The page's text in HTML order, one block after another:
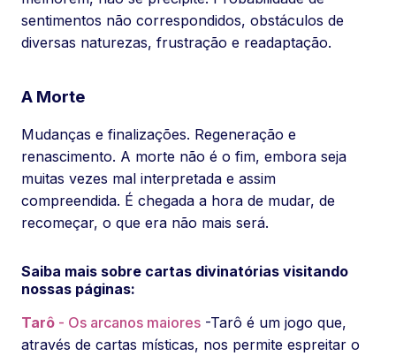
sentimentos não correspondidos, obstáculos de
diversas naturezas, frustração e readaptação.
A Morte
Mudanças e finalizações. Regeneração e
renascimento. A morte não é o fim, embora seja
muitas vezes mal interpretada e assim
compreendida. É chegada a hora de mudar, de
recomeçar, o que era não mais será.
Saiba mais sobre cartas divinatórias visitando
nossas páginas:
Tarô - Os arcanos maiores -Tarô é um jogo que,
através de cartas místicas, nos permite espreitar o